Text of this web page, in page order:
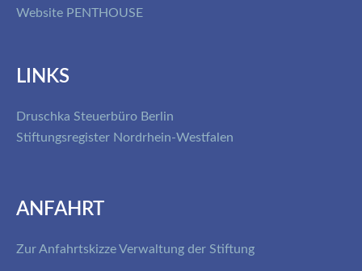
Website PENTHOUSE
LINKS
Druschka Steuerbüro Berlin
Stiftungsregister Nordrhein-Westfalen
ANFAHRT
Zur Anfahrtskizze Verwaltung der Stiftung